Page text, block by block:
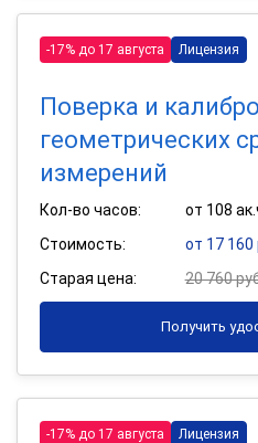
-17% до 17 августа Лицензия
Поверка и
геометрических
измерений
Кол-во часов:
от 108
Стоимость:
от 17 160
Старая цена:
20 760
Получить
-17% до 17 августа Лицензия